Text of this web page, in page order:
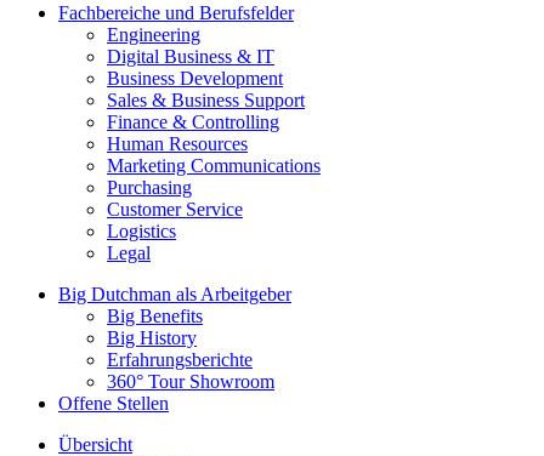
Fachbereiche und Berufsfelder
Engineering
Digital Business & IT
Business Development
Sales & Business Support
Finance & Controlling
Human Resources
Marketing Communications
Purchasing
Customer Service
Logistics
Legal
Big Dutchman als Arbeitgeber
Big Benefits
Big History
Erfahrungsberichte
360° Tour Showroom
Offene Stellen
Übersicht